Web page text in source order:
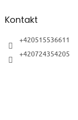
aKontakt
+420515536611
+420724354205